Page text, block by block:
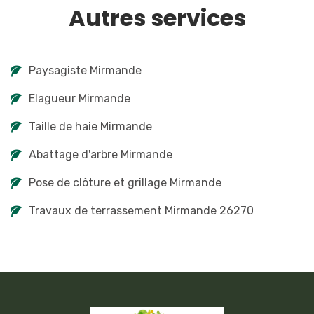
Autres services
Paysagiste Mirmande
Elagueur Mirmande
Taille de haie Mirmande
Abattage d'arbre Mirmande
Pose de clôture et grillage Mirmande
Travaux de terrassement Mirmande 26270